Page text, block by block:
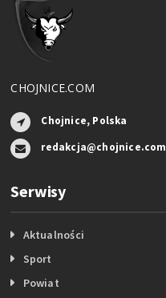
CHOJNICE.COM
Chojnice, Polska
redakcja@chojnice.com
Serwisy
Aktualności
Sport
Powiat